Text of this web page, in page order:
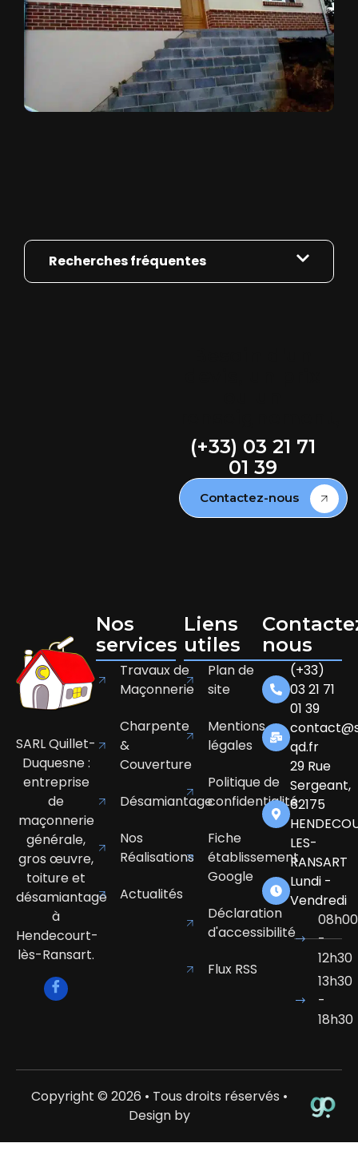
Recherches fréquentes
(+33) 03 21 71
01 39
Contactez-nous
SARL Quillet-
Duquesne :
entreprise
de
maçonnerie
générale,
gros œuvre,
toiture et
désamiantage
à
Hendecourt-
lès-Ransart.
Nos
services
Travaux de
Maçonnerie
Charpente
&
Couverture
Désamiantage
Nos
Réalisations
Actualités
Liens
utiles
Plan de
site
Mentions
légales
Politique de
confidentialité
Fiche
établissement
Google
Déclaration
d'accessibilité
Flux RSS
nous
(+33)
03 21 71
01 39
qd.fr
29 Rue
Sergeant,
62175
LES-
RANSART
Lundi -
Vendredi
08h00
-
12h30
13h30
-
18h30
Copyright © 2026 • Tous droits réservés •
Design by